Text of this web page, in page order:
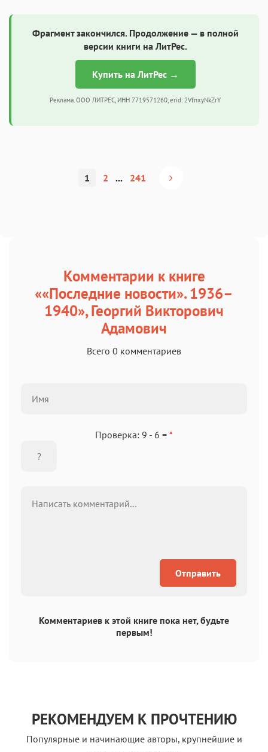
Фрагмент закончился. Продолжение — в полной
версии книги на ЛитРес.
Купить на ЛитРес →
Реклама. ООО ЛИТРЕС, ИНН 7719571260, erid: 2VfnxyNkZrY
1 2 ... 241
Комментарии к книге
««Последние новости». 1936–
1940», Георгий Викторович
Адамович
Всего 0 комментариев
Проверка: 9 - 6 = *
Отправить
Комментариев к этой книге пока нет, будьте
первым!
РЕКОМЕНДУЕМ К ПРОЧТЕНИЮ
Популярные и начинающие авторы, крупнейшие и